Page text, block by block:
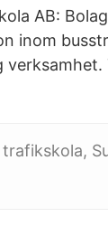
AB:
inom